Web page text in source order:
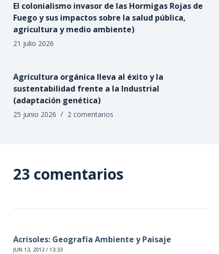
El colonialismo invasor de las Hormigas Rojas de
Fuego y sus impactos sobre la salud pública,
agricultura y medio ambiente)
21 julio 2026
Agricultura orgánica lleva al éxito y la
sustentabilidad frente a la Industrial
(adaptación genética)
25 junio 2026 2 comentarios
23 comentarios
Acrisoles: Geografía Ambiente y Paisaje
JUN 13, 2012 / 13:33